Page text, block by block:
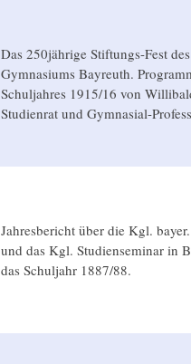
Das 250jährige Stiftungs-Fest
Gymnasiums Bayreuth.
Schuljahres 1915/16 von
Studienrat und Gymnasial-
Jahresbericht über die Kgl.
und das Kgl. Studienseminar in
das Schuljahr 1887/88.